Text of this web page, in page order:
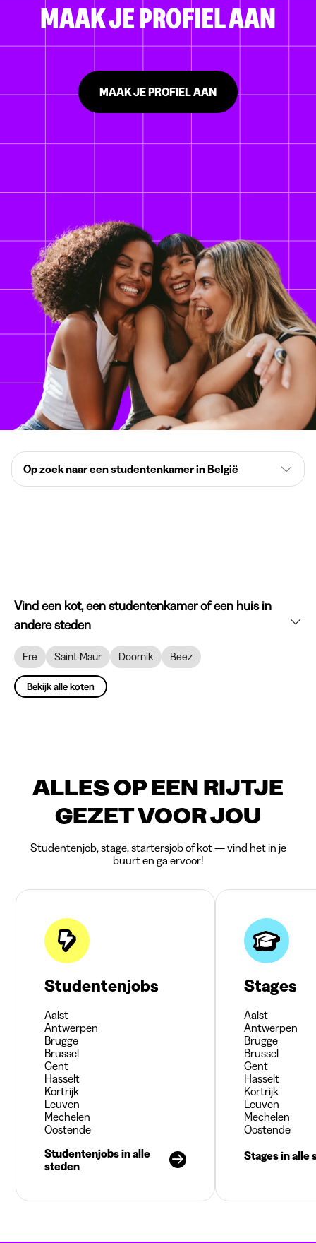
MAAK JE PROFIEL AAN
MAAK JE PROFIEL AAN
Op zoek naar een studentenkamer in België
Vind een kot, een studentenkamer of een huis in
andere steden
Ere Saint-Maur Doornik Beez
Bekijk alle koten
ALLES OP EEN RIJTJE
GEZET VOOR JOU
Studentenjob, stage, startersjob of kot — vind het in je
buurt en ga ervoor!
Studentenjobs
Aalst
Antwerpen
Brugge
Brussel
Gent
Hasselt
Kortrijk
Leuven
Mechelen
Oostende
Studentenjobs in alle
steden
Stages
Aalst
Antwerpen
Brugge
Brussel
Gent
Hasselt
Kortrijk
Leuven
Mechelen
Oostende
Stages in alle